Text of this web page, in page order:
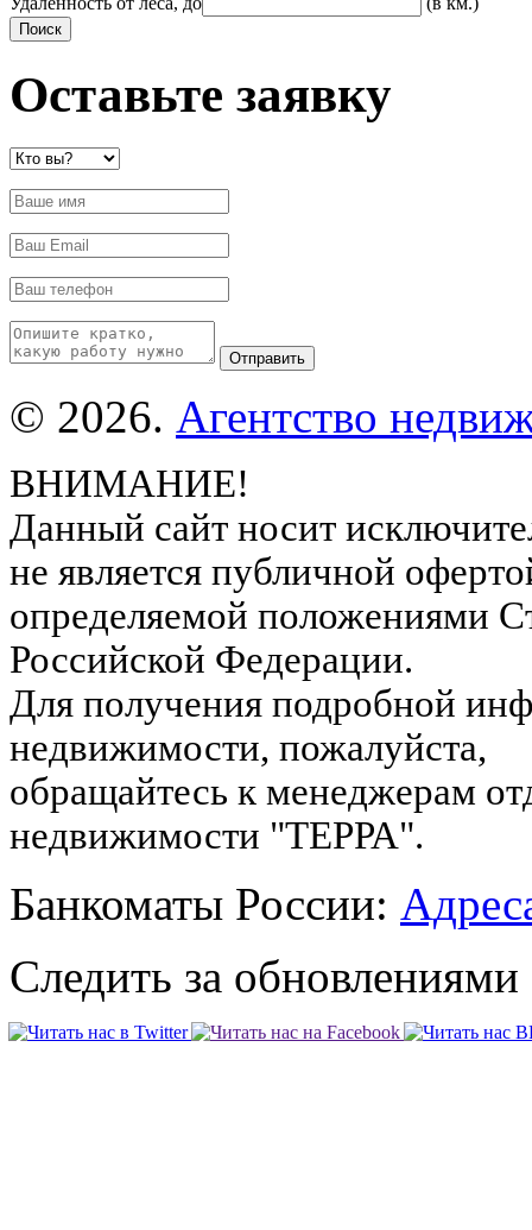
Оставьте заявку
© 2026. Агентство
ВНИМАНИЕ!
Данный сайт носит
не является публичной
определяемой положениями
Российской Федерации.
Для получения подробной
недвижимости, пожалуйста,
обращайтесь к менеджерам
недвижимости "ТЕРРА".
Банкоматы России:
Следить за обновлениями